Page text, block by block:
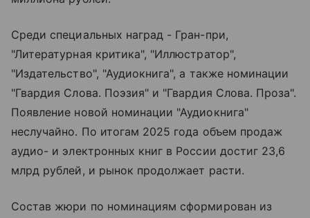
Среди специальных наград - Гран-при,
"Литературная критика", "Иллюстратор",
"Издательство", "Аудиокнига", а также номинации
"Гвардия Слова. Поэзия" и "Гвардия Слова. Проза".
Появление новой номинации "Аудиокнига"
неслучайно. По итогам 2025 года объем продаж
аудио- и электронных книг в России достиг 23,6
млрд рублей, и рынок продолжает расти.
Состав жюри по номинациям сформирован из